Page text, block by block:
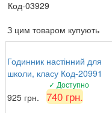
Код-03929
З цим товаром купують
Годинник настінний для
школи, класу Код-20991
✓ Доступно
925 грн. 740 грн.